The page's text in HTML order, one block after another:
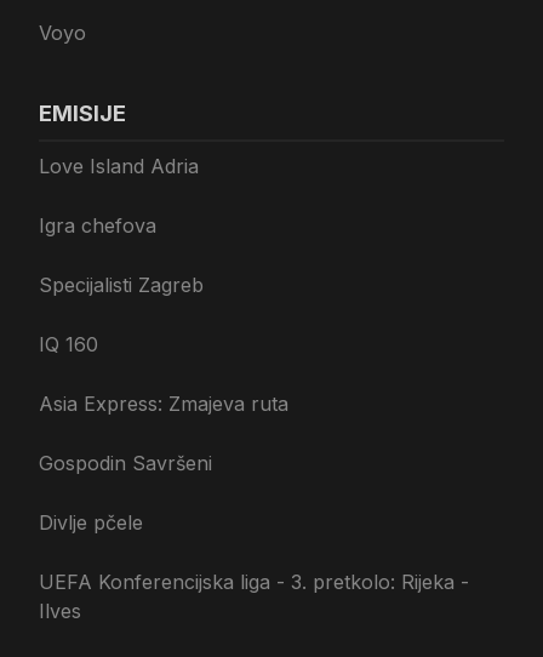
Voyo
EMISIJE
Love Island Adria
Igra chefova
Specijalisti Zagreb
IQ 160
Asia Express: Zmajeva ruta
Gospodin Savršeni
Divlje pčele
UEFA Konferencijska liga - 3. pretkolo: Rijeka -
Ilves